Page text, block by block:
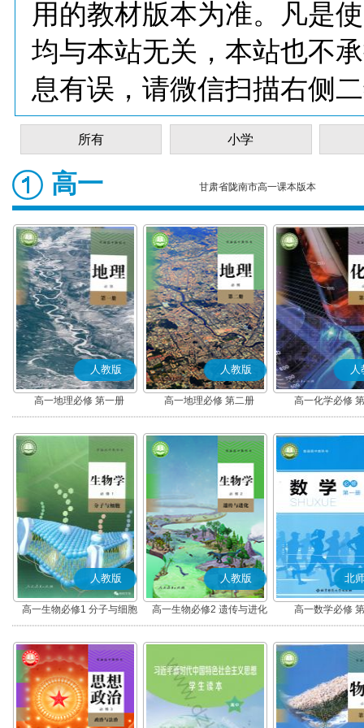
用的教材版本为准。凡是
均与本站无关，本站也不
息有误，请微信扫描右侧
所有 小学
高一 甘肃省陇南市高一课本版本
人教版
高一地理必修 第一册
人教版
高一地理必修 第二册
人
高一化学必修
人教版
高一生物必修1 分子与细胞
人教版
高一生物必修2 遗传与进化
北
高一数学必修